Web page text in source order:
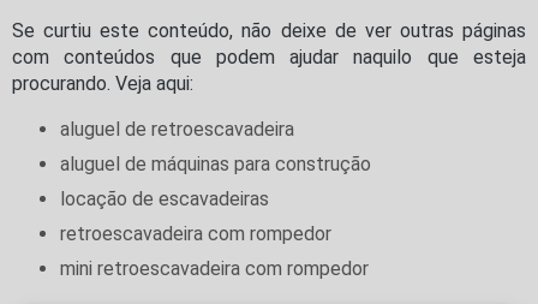
Se curtiu este conteúdo, não deixe de ver outras páginas
com conteúdos que podem ajudar naquilo que esteja
procurando. Veja aqui:
aluguel de retroescavadeira
aluguel de máquinas para construção
locação de escavadeiras
retroescavadeira com rompedor
mini retroescavadeira com rompedor